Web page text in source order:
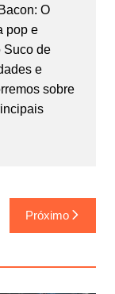
O
pop e
Suco de
e
sobre
Próximo